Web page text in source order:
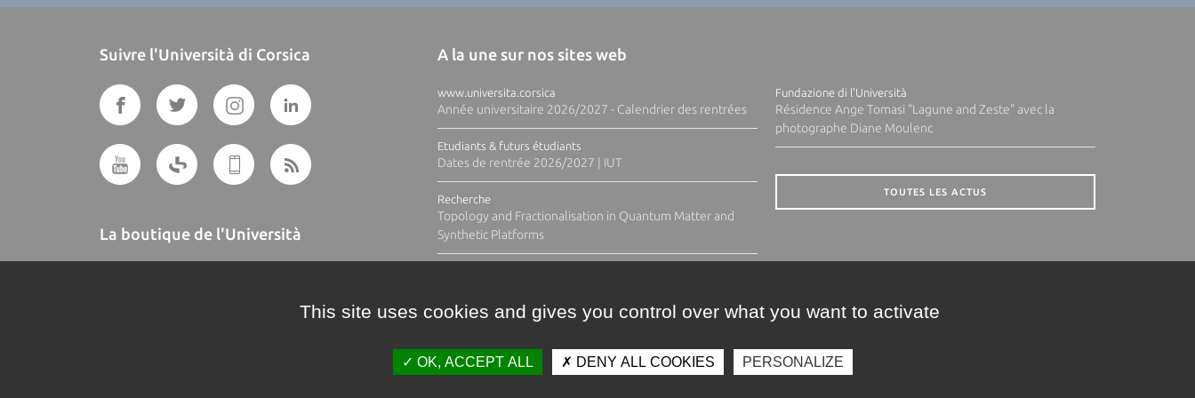
Suivre l'Università di Corsica
La boutique de l'Università
A la une sur nos sites web
www.universita.corsica
Année universitaire 2026/2027 - Calendrier des rentrées
Etudiants & futurs étudiants
Dates de rentrée 2026/2027 | IUT
Recherche
Topology and Fractionalisation in Quantum Matter and
Synthetic Platforms
Fundazione di l'Università
Résidence Ange Tomasi "Lagune and Zeste" avec la
photographe Diane Moulenc
TOUTES LES ACTUS
This site uses cookies and gives you control over what you want to activate
OK, ACCEPT ALL DENY ALL COOKIES PERSONALIZE